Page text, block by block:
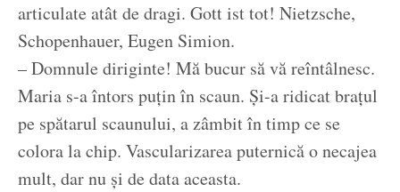
articulate atât de dragi. Gott ist tot! Nietzsche,
Schopenhauer, Eugen Simion.
– Domnule diriginte! Mă bucur să vă reîntâlnesc.
Maria s-a întors puțin în scaun. Și-a ridicat brațul
pe spătarul scaunului, a zâmbit în timp ce se
colora la chip. Vascularizarea puternică o necajea
mult, dar nu și de data aceasta.